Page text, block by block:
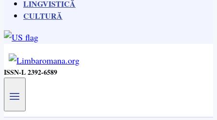
LINGVISTICĂ
CULTURĂ
ISSN-L 2392-6589